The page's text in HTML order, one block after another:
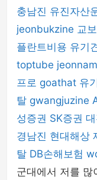
충남진 유진자산
jeonbukzine 교
플란트비용 유기
toptube
프로 goathat 유
탈 gwangjuzine
성증권 SK증권
경남진 현대해상
탈 DB손해보험
군대에서 저를 많